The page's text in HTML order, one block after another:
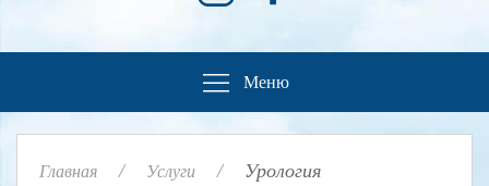
Меню
Главная Услуги Урология